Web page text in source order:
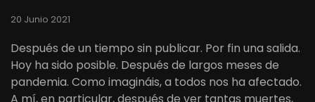
20 Junio 2021
Después de un tiempo sin publicar. Por fin una salida.
Hoy ha sido posible. Después de largos meses de
pandemia. Como imagináis, a todos nos ha afectado.
A mí, en particular, después de ver tantas muertes,